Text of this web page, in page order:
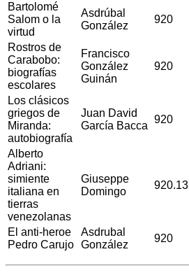
Bartolomé
Salom o la
virtud
Asdrúbal
González
920
Rostros de
Carabobo:
biografías
escolares
Francisco
González
Guinán
920
Los clásicos
griegos de
Miranda:
autobiografía
Juan David
García Bacca
920
Alberto
Adriani:
simiente
italiana en
tierras
venezolanas
Giuseppe
Domingo
920.13
El anti-heroe
Pedro Carujo
Asdrubal
González
920